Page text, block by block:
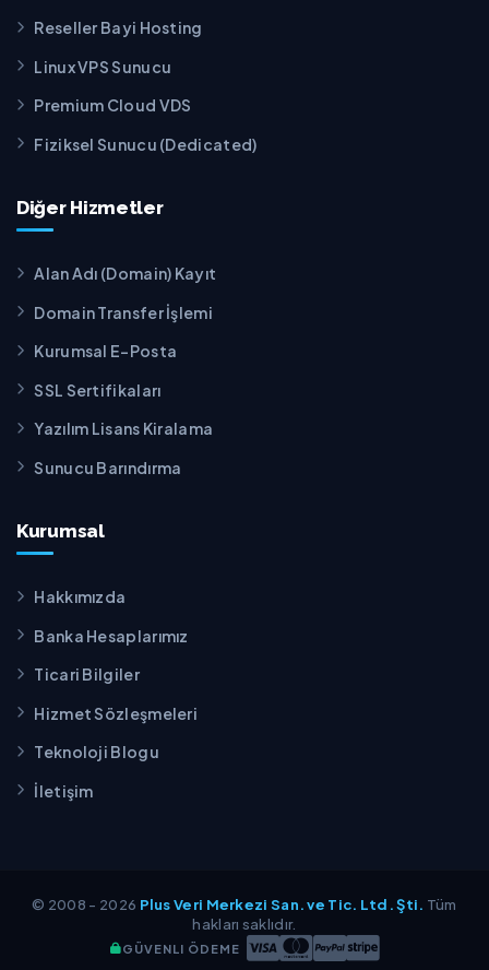
Reseller Bayi Hosting
Linux VPS Sunucu
Premium Cloud VDS
Fiziksel Sunucu (Dedicated)
Diğer Hizmetler
Alan Adı (Domain) Kayıt
Domain Transfer İşlemi
Kurumsal E-Posta
SSL Sertifikaları
Yazılım Lisans Kiralama
Sunucu Barındırma
Kurumsal
Hakkımızda
Banka Hesaplarımız
Ticari Bilgiler
Hizmet Sözleşmeleri
Teknoloji Blogu
İletişim
© 2008 - 2026 Plus Veri Merkezi San. ve Tic. Ltd. Şti. Tüm
hakları saklıdır.
GÜVENLI ÖDEME